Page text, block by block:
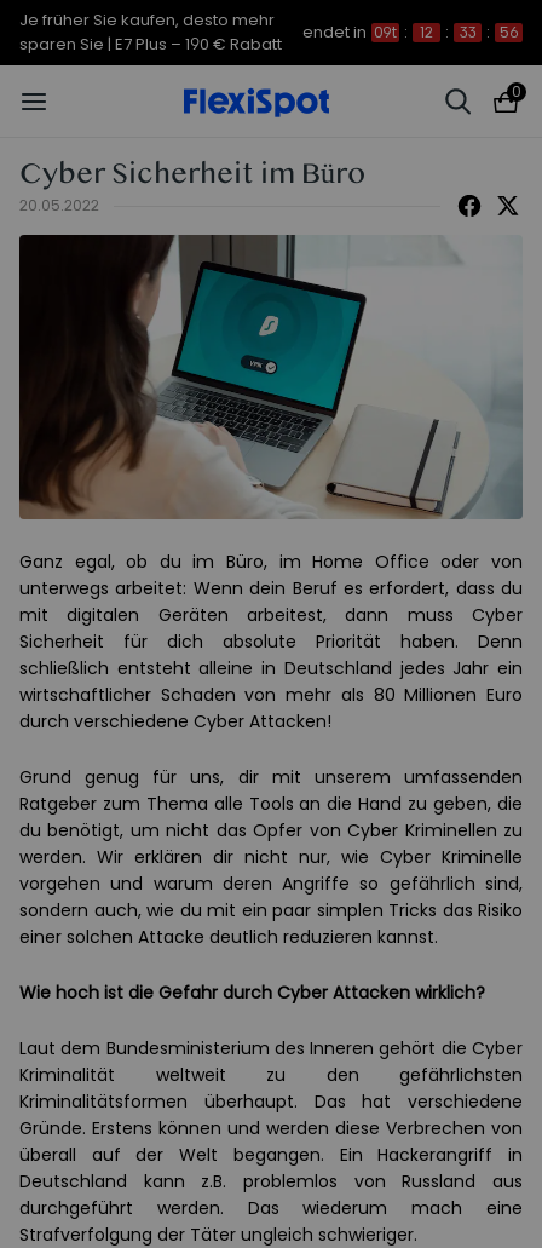
Je früher Sie kaufen, desto mehr
sparen Sie | C7 Morpher – 290 €
Rabatt
0
Cyber Sicherheit im Büro
20.05.2022
Ganz egal, ob du im Büro, im Home Office oder von
unterwegs arbeitet: Wenn dein Beruf es erfordert, dass du
mit digitalen Geräten arbeitest, dann muss Cyber
Sicherheit für dich absolute Priorität haben. Denn
schließlich entsteht alleine in Deutschland jedes Jahr ein
wirtschaftlicher Schaden von mehr als 80 Millionen Euro
durch verschiedene Cyber Attacken!
Grund genug für uns, dir mit unserem umfassenden
Ratgeber zum Thema alle Tools an die Hand zu geben, die
du benötigt, um nicht das Opfer von Cyber Kriminellen zu
werden. Wir erklären dir nicht nur, wie Cyber Kriminelle
vorgehen und warum deren Angriffe so gefährlich sind,
sondern auch, wie du mit ein paar simplen Tricks das Risiko
einer solchen Attacke deutlich reduzieren kannst.
Wie hoch ist die Gefahr durch Cyber Attacken wirklich?
Laut dem Bundesministerium des Inneren gehört die Cyber
Kriminalität weltweit zu den gefährlichsten
Kriminalitätsformen überhaupt. Das hat verschiedene
Gründe. Erstens können und werden diese Verbrechen von
überall auf der Welt begangen. Ein Hackerangriff in
Deutschland kann z.B. problemlos von Russland aus
durchgeführt werden. Das wiederum mach eine
Strafverfolgung der Täter ungleich schwieriger.